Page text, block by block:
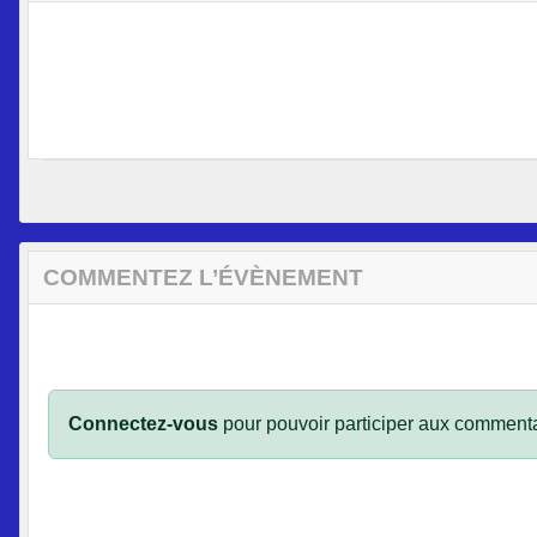
COMMENTEZ L’ÉVÈNEMENT
Connectez-vous pour pouvoir participer aux